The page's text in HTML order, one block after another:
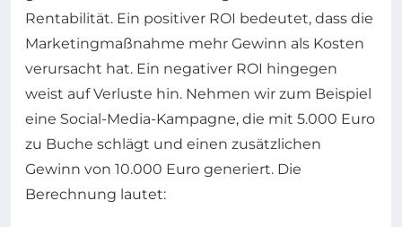
Rentabilität. Ein positiver ROI bedeutet, dass die
Marketingmaßnahme mehr Gewinn als Kosten
verursacht hat. Ein negativer ROI hingegen
weist auf Verluste hin. Nehmen wir zum Beispiel
eine Social-Media-Kampagne, die mit 5.000 Euro
zu Buche schlägt und einen zusätzlichen
Gewinn von 10.000 Euro generiert. Die
Berechnung lautet: